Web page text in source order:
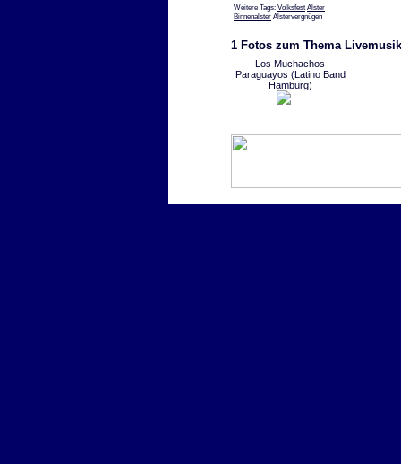
Weitere Tags: Volksfest Alster
Binnenalster Alstervergnügen
1 Fotos zum Thema Livemusik
Los Muchachos
Paraguayos (Latino Band
Hamburg)